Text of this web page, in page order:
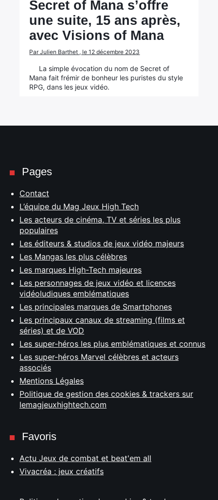
Secret of Mana s’offre
une suite, 15 ans après,
avec Visions of Mana
Par Julien Barthet , le 12 décembre 2023
La simple évocation du nom de Secret of
Mana fait frémir de bonheur les puristes du style
RPG, dans les jeux vidéo.
Pages
Contact
L’équipe du Mag Jeux High Tech
Les acteurs de cinéma, TV et séries les plus
populaires
Les éditeurs & studios de jeux vidéo majeurs
Les Mangas les plus célèbres
Les marques High-Tech majeures
Les personnages de jeux vidéo et licences
vidéoludiques emblématiques
Les principales marques de Smartphones
Les principaux canaux de streaming (films et
séries) et de VOD
Les super-héros les plus emblématiques et connus
Les super-héros Marvel célèbres et acteurs
associés
Mentions Légales
Politique de gestion des cookies & trackers sur
lemagjeuxhightech.com
Favoris
Actu Jeux de combat et beat'em all
Vivacréa : jeux créatifs